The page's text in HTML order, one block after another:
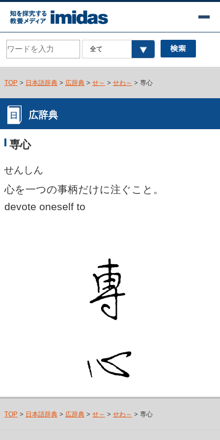
TOP > 日本語辞典> 広辞典> せ～ > せわ～ > 専心
広辞典
専心
せんしん
心を一つの事柄だけに注ぐこと。
devote oneself to
TOP > 日本語辞典> 広辞典> せ～ > せわ～ > 専心